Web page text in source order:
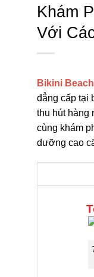
Khám
Với
Bikini
đẳng cấp tại
thu hút hàng
cùng khám
dưỡng cao